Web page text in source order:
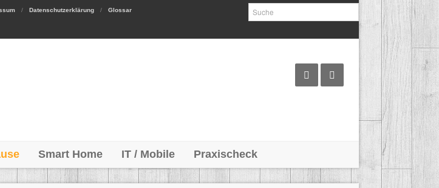
Datenschutzerklärung Glossar
Smart Home IT / Mobile Praxischeck